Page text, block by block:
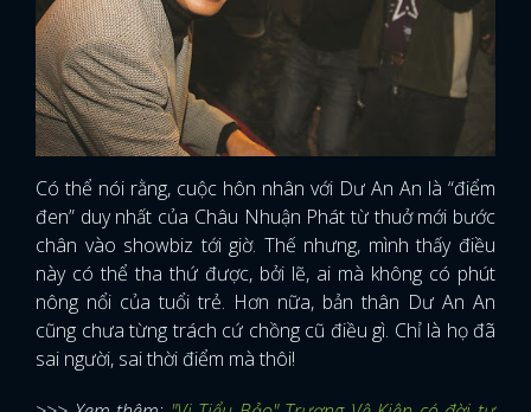
Có thể nói rằng, cuộc hôn nhân với Dư An An là “điểm
đen” duy nhất của Châu Nhuận Phát từ thuở mới bước
chân vào showbiz tới giờ. Thế nhưng, mình thấy điều
này có thể tha thứ được, bởi lẽ, ai mà không có phút
nông nổi của tuổi trẻ. Hơn nữa, bản thân Dư An An
cũng chưa từng trách cứ chồng cũ điều gì. Chỉ là họ đã
sai người, sai thời điểm mà thôi!